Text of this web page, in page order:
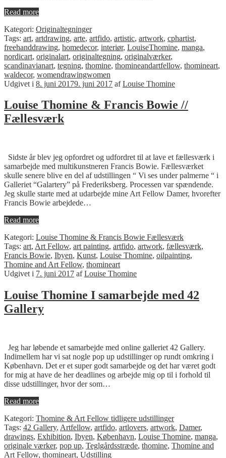
Read more
Kategori: Originaltegninger
Tags: art, artdrawing, arte, artfido, artistic, artwork, cphartist,
freehanddrawing, homedecor, interiør, LouiseThomine, manga,
nordicart, originalart, originaltegning, originalværker,
scandinavianart, tegning, thomine, thomineandartfellow, thomineart,
waldecor, womendrawingwomen
Udgivet i 8. juni 20179. juni 2017 afLouise Thomine
Louise Thomine & Francis Bowie //
Fællesværk
Sidste år blev jeg opfordret og udfordret til at lave et fællesværk i
samarbejde med multikunstneren Francis Bowie. Fællesværket
skulle senere blive en del af udstillingen “ Vi ses under palmerne “ i
Galleriet “Galartery” på Frederiksberg. Processen var spændende.
Jeg skulle starte med at udarbejde mine Art Fellow Damer, hvorefter
Francis Bowie arbejdede…
Read more
Kategori: Louise Thomine & Francis Bowie Fællesværk
Tags: art, Art Fellow, art painting, artfido, artwork, fællesværk,
Francis Bowie, Ibyen, Kunst, Louise Thomine, oilpainting,
Thomine and Art Fellow, thomineart
Udgivet i 7. juni 2017 afLouise Thomine
Louise Thomine I samarbejde med 42
Gallery
Jeg har løbende et samarbejde med online galleriet 42 Gallery.
Indimellem har vi sat nogle pop up udstillinger op rundt omkring i
København. Det er et super godt samarbejde og det har været godt
for mig at have de her deadlines og arbejde mig op til i forhold til
disse udstillinger, hvor der som…
Read more
Kategori: Thomine & Art Fellow tidligere udstillinger
Tags: 42 Gallery, Artfellow, artfido, artlovers, artwork, Damer,
drawings, Exhibition, Ibyen, København, Louise Thomine, manga,
originale værker, pop up, Teglgårdsstræde, thomine, Thomine and
Art Fellow, thomineart, Udstilling